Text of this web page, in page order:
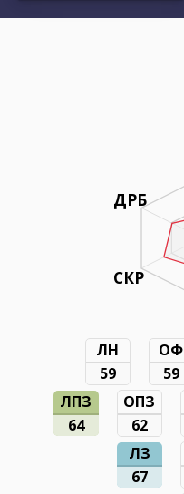
ДРБ
СКР
ЛН
59
ОФ
59
ЛПЗ
64
ОПЗ
62
ЛЗ
67